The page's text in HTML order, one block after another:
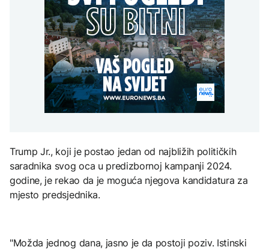
vozače koji zbog pravila
90/180 dana imaju
probleme u EU
kažnjava ključne
nepravilnosti
AKTUELNO
BiH predložila rješenje za
vozače koji zbog pravila
90/180 dana imaju
probleme u EU
AKTUELNO
Plan da se u Crnoj Gori
prave centri za prihvat
migranata? Spajić:
Nismo vodili pregovore
Sjeverna Koreja ispalila
neidentifikovani projektil
prema moru
FOKUS
Generacije američkih
predsjednika "lomile
zube" na Iranu, Trump
ZDRAVLJE
Šta je Ciklospora i da li
prijeti širenje u Evropi?
Sarajevo Fest početkom
septembra: Stiže
evropski pozorišni
spektakl “Brechtovi
Trump Jr., koji je postao jedan od najbližih političkih
saradnika svog oca u predizbornoj kampanji 2024.
godine, je rekao da je moguća njegova kandidatura za
mjesto predsjednika.
"Možda jednog dana, jasno je da postoji poziv. Istinski